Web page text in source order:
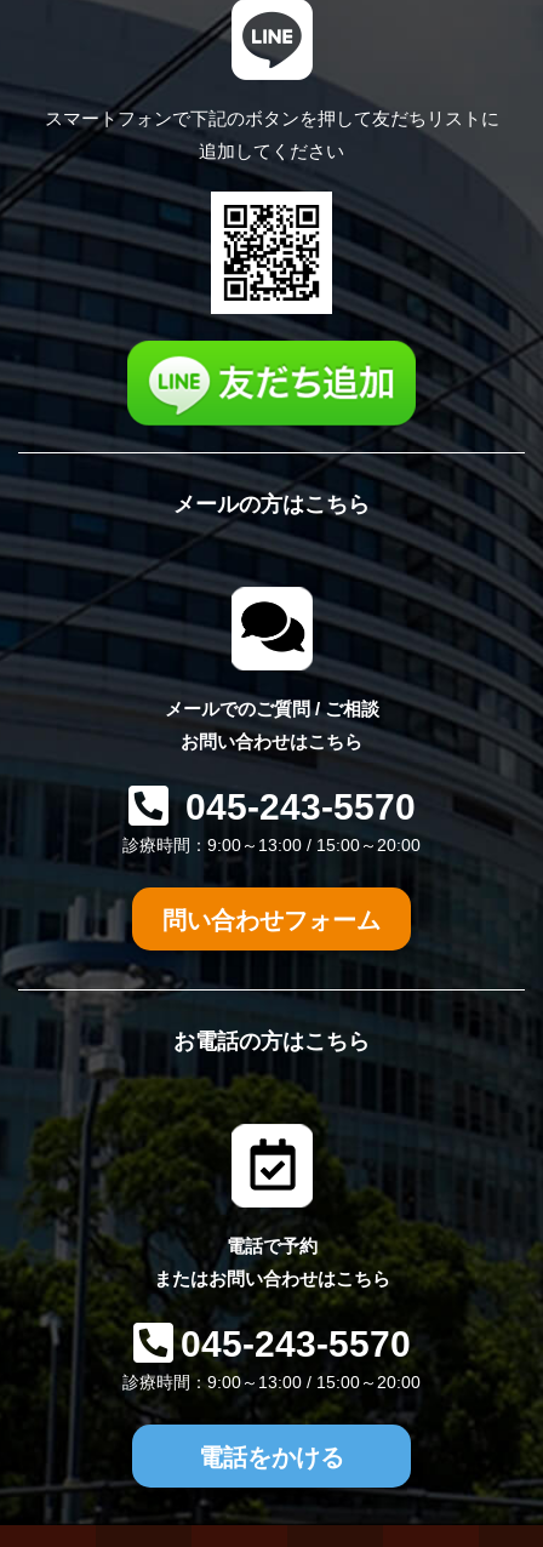
スマートフォンで下記のボタンを押して友だちリストに
追加してください
メールの方はこちら
メールでのご質問 / ご相談
お問い合わせはこちら
045-243-5570
診療時間：9:00～13:00 / 15:00～20:00
問い合わせフォーム
お電話の方はこちら
電話で予約
またはお問い合わせはこちら
045-243-5570
診療時間：9:00～13:00 / 15:00～20:00
電話をかける